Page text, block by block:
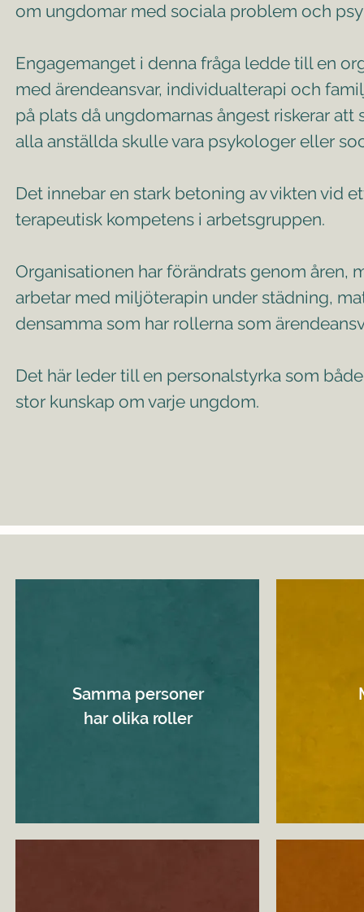
om ungdomar med sociala problem och
Engagemanget i denna fråga ledde till en
med ärendeansvar, individualterapi och
på plats då ungdomarnas ångest riskerar
alla anställda skulle vara psykologer eller
Det innebar en stark betoning av vikten vid
terapeutisk kompetens i arbetsgruppen.
Organisationen har förändrats genom åren,
arbetar med miljöterapin under städning,
densamma som har rollerna som
Det här leder till en personalstyrka som
stor kunskap om varje ungdom.
Samma personer
har olika roller